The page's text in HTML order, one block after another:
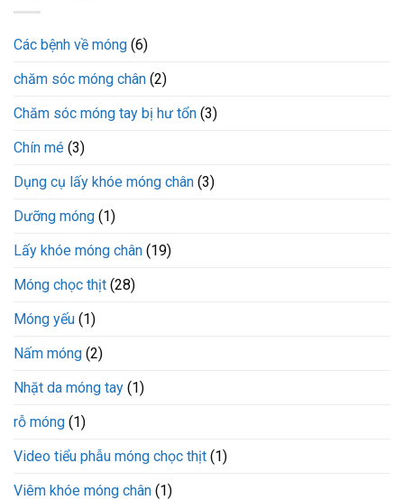
Các bệnh về móng (6)
chăm sóc móng chân (2)
Chăm sóc móng tay bị hư tổn (3)
Chín mé (3)
Dụng cụ lấy khóe móng chân (3)
Dưỡng móng (1)
Lấy khóe móng chân (19)
Móng chọc thịt (28)
Móng yếu (1)
Nấm móng (2)
Nhặt da móng tay (1)
rỗ móng (1)
Video tiểu phẫu móng chọc thịt (1)
Viêm khóe móng chân (1)